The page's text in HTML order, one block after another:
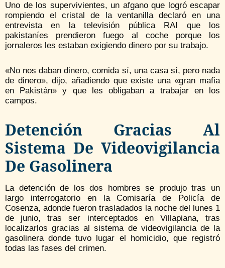
Uno de los supervivientes, un afgano que logró escapar
rompiendo el cristal de la ventanilla declaró en una
entrevista en la televisión pública RAI que los
pakistaníes prendieron fuego al coche porque los
jornaleros les estaban exigiendo dinero por su trabajo.
«No nos daban dinero, comida sí, una casa sí, pero nada
de dinero», dijo, añadiendo que existe una «gran mafia
en Pakistán» y que les obligaban a trabajar en los
campos.
Detención Gracias Al
Sistema De Videovigilancia
De Gasolinera
La detención de los dos hombres se produjo tras un
largo interrogatorio en la Comisaría de Policía de
Cosenza, adonde fueron trasladados la noche del lunes 1
de junio, tras ser interceptados en Villapiana, tras
localizarlos gracias al sistema de videovigilancia de la
gasolinera donde tuvo lugar el homicidio, que registró
todas las fases del crimen.